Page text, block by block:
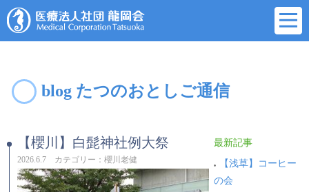
blog たつのおとしご通信
【櫻川】白髭神社例大祭
2026.6.7 カテゴリー：櫻川老健
最新記事
【浅草】コーヒー
の会